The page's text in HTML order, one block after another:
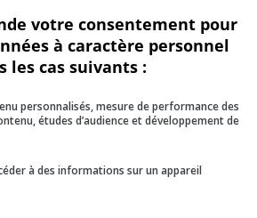
que les élèves visés n’ont pas
avec leur jeune sur les risques
sur les réseaux sociaux comme
votre consentement pour
à caractère personnel
les cas suivants :
personnalisés, mesure de performance des
études d’audience et développement de
à des informations sur un appareil